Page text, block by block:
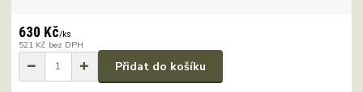
630 Kč/ks
521 Kč bez DPH
Přidat do košíku